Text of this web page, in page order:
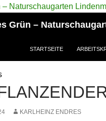
Grün –
STARTSEITE
KARLHEINZ ENDRES